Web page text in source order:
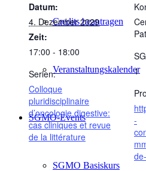
Credits beantragen
Veranstaltungskalender
SGMO-Events
SGMO Basiskurs
Datum:
4. Dezember 2029
Zeit:
17:00 - 18:00
Serien:
Colloque
pluridisciplinaire
d’oncologie digestive:
cas cliniques et revue
de la littérature
1
-